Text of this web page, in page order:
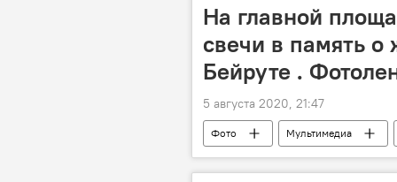
На главной
свечи в память о
Бейруте .
5 августа 2020, 21:47
Фото Мультимедиа
Мощный взрыв в Бейруте и его